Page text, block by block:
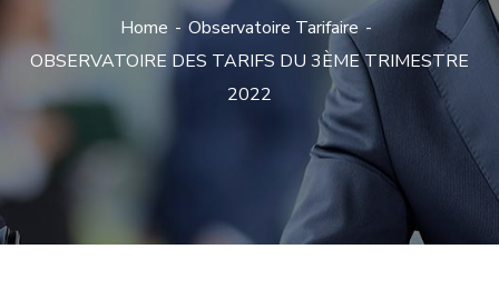
Home
Observatoire Tarifaire
OBSERVATOIRE DES TARIFS DU 3ÈME TRIMESTRE
2022